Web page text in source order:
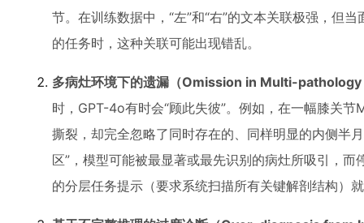
节。在训练数据中，“左”和“右”的文本关联极强，但
的任务时，这种关联可能出现错乱。
多病灶环境下的遗漏（Omission in Multi-
时，GPT-4o有时会“顾此失彼”。例如，在一幅膝关
撕裂，却完全忽略了同时存在的、同样明显的内侧半
区”，模型可能被最显著或最先识别的病灶所吸引，
的分层任务提示（要求系统扫描所有关键解剖结构）